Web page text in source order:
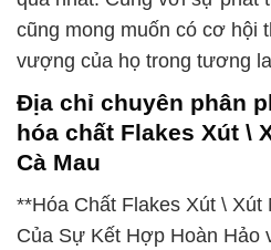
cũng mong muốn có cơ hội
vượng của họ trong tương
Địa chỉ chuyên phân
hóa chất Flakes Xút \
Cà Mau
**Hóa Chất Flakes Xút \ Xút
Của Sự Kết Hợp Hoàn Hảo